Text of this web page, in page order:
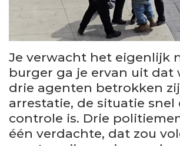
Je verwacht het eigenlijk
burger ga je ervan uit dat
drie agenten betrokken
arrestatie, de situatie snel
controle is. Drie
één verdachte, dat zou